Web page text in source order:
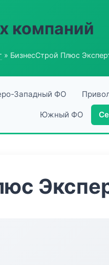
компаний
» БизнесСтрой Плюс
Западный ФО
Южный ФО